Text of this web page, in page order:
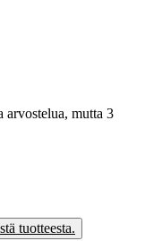
mutta 3
tuotteesta.